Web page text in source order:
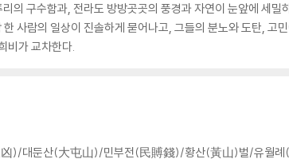
의 구수함과, 전라도 방방곳곳의 풍경과 자연이 눈앞에 세
사람의 일상이 진솔하게 묻어나고, 그들의 분노와 도탄, 고
비가 교차한다.
)/대둔산(大屯山)/민부전(民賻錢)/황산(黃山)벌/유월